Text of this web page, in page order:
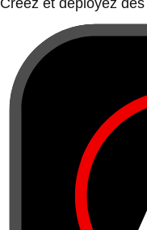
Créez et déployez